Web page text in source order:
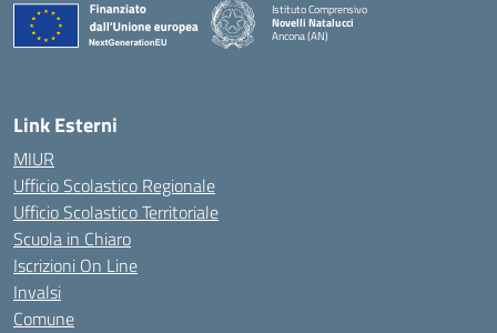
Istituto Comprensivo
Novelli Natalucci
Ancona (AN)
Link Esterni
MIUR
Ufficio Scolastico Regionale
Ufficio Scolastico Territoriale
Scuola in Chiaro
Iscrizioni On Line
Invalsi
Comune